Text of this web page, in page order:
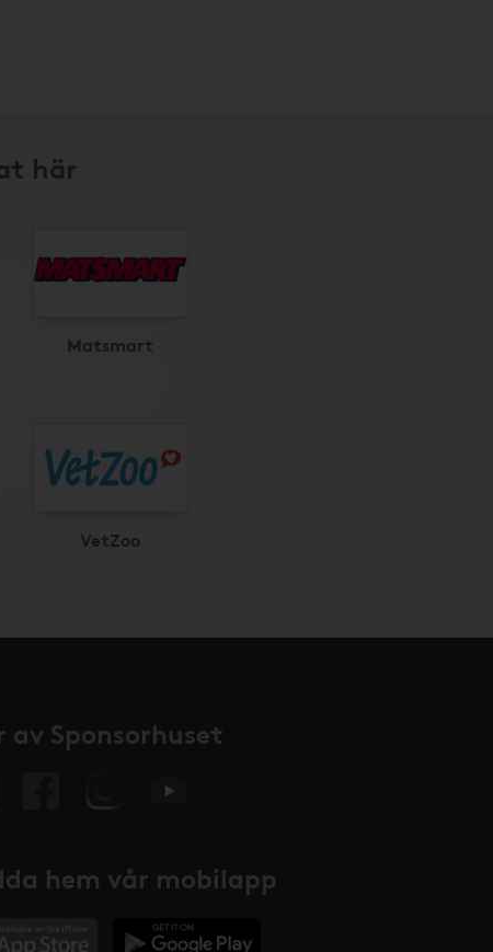
här
Matsmart
VetZoo
av Sponsorhuset
hem vår mobilapp